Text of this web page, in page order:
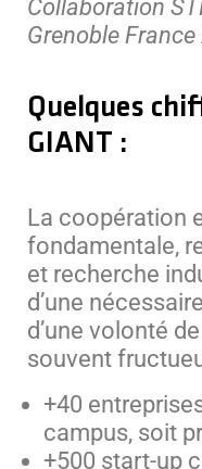
Collaboration
Grenoble France
Quelques
GIANT :
La coopération
fondamentale,
et recherche
d’une
d’une volonté
souvent
+40
campus, soit
+500 start-up